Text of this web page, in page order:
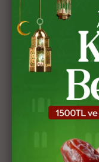
Kuru hurma
bulunmaktadır.
kalori içeriğine
olduğu için daha
içeriği daha
içerebilir. Bu
miktarlarına
Kudüs Hurma
Kudüs hurması,
tercih edilen bir
hakkında bilgi
Kudüs hurmalif